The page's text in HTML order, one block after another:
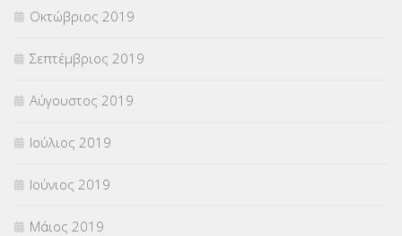
Οκτώβριος 2019
Σεπτέμβριος 2019
Αύγουστος 2019
Ιούλιος 2019
Ιούνιος 2019
Μάιος 2019